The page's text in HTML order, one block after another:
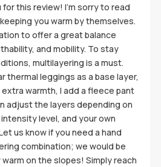
for this review! I'm sorry to read
you warm by themselves.
to offer a great balance
and mobility. To stay
multilayering is a must.
thermal leggings as a base layer,
warmth, I add a fleece pant
adjust the layers depending on
level, and your own
us know if you need a hand
combination; we would be
on the slopes! Simply reach